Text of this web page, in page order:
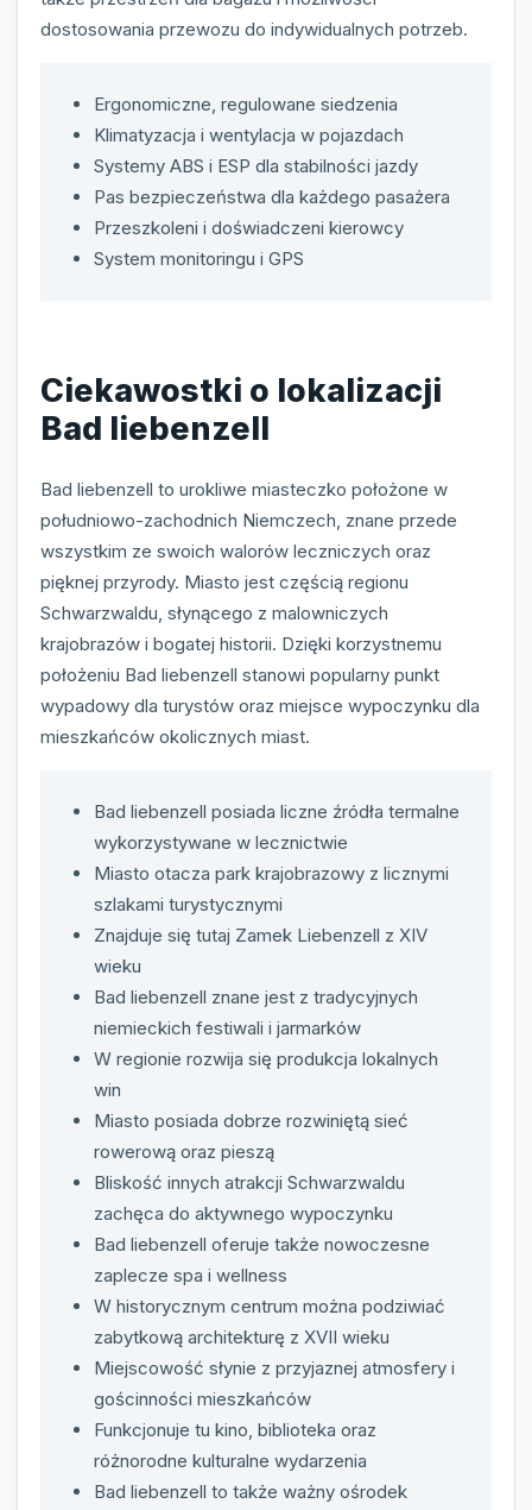
dostosowania przewozu do indywidualnych potrzeb.
Ergonomiczne, regulowane siedzenia
Klimatyzacja i wentylacja w pojazdach
Systemy ABS i ESP dla stabilności jazdy
Pas bezpieczeństwa dla każdego pasażera
Przeszkoleni i doświadczeni kierowcy
System monitoringu i GPS
Ciekawostki o lokalizacji
Bad liebenzell
Bad liebenzell to urokliwe miasteczko położone w
południowo-zachodnich Niemczech, znane przede
wszystkim ze swoich walorów leczniczych oraz
pięknej przyrody. Miasto jest częścią regionu
Schwarzwaldu, słynącego z malowniczych
krajobrazów i bogatej historii. Dzięki korzystnemu
położeniu Bad liebenzell stanowi popularny punkt
wypadowy dla turystów oraz miejsce wypoczynku dla
mieszkańców okolicznych miast.
Bad liebenzell posiada liczne źródła termalne
wykorzystywane w lecznictwie
Miasto otacza park krajobrazowy z licznymi
szlakami turystycznymi
Znajduje się tutaj Zamek Liebenzell z XIV
wieku
Bad liebenzell znane jest z tradycyjnych
niemieckich festiwali i jarmarków
W regionie rozwija się produkcja lokalnych
win
Miasto posiada dobrze rozwiniętą sieć
rowerową oraz pieszą
Bliskość innych atrakcji Schwarzwaldu
zachęca do aktywnego wypoczynku
Bad liebenzell oferuje także nowoczesne
zaplecze spa i wellness
W historycznym centrum można podziwiać
zabytkową architekturę z XVII wieku
Miejscowość słynie z przyjaznej atmosfery i
gościnności mieszkańców
Funkcjonuje tu kino, biblioteka oraz
różnorodne kulturalne wydarzenia
Bad liebenzell to także ważny ośrodek